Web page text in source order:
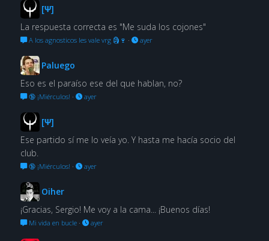
[Ψ]
La respuesta correcta es "Me suda los cojones"
A los agnosticos les vale vrg 🗿🍷 · ayer
Paluego
Eso es el paraíso ese del que hablan, no?
🔞 ¡Miérculos! · ayer
[Ψ]
Ese partido sí me lo veía yo. Y hasta me hacía socio del
club.
🔞 ¡Miérculos! · ayer
Oiher
¡Gracias, Sergio! Me voy a la cama... ¡Buenos días!
Mi vida en bucle· ayer